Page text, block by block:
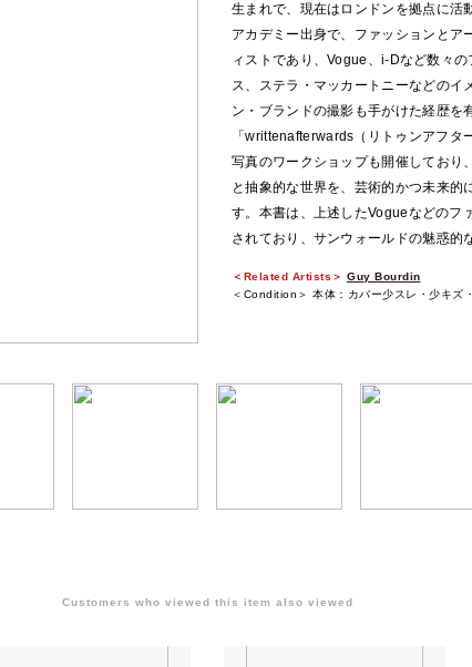
生まれで、現在はロンドンを拠点に活
アカデミー出身で、ファッションとア
ィストであり、Vogue、i-Dなど数々
ス、ステラ・マッカートニーなどのイ
ン・ブランドの撮影も手がけた経歴を
「writtenafterwards（リトゥンアフタ
写真のワークショップも開催しており
と抽象的な世界を、芸術的かつ未来的
す。本書は、上述したVogueなどのフ
されており、サンウォールドの魅惑的
＜Related Artists＞ Guy Bourdin
＜Condition＞ 本体：カバー少スレ・少キズ
Customers who viewed this item also viewed